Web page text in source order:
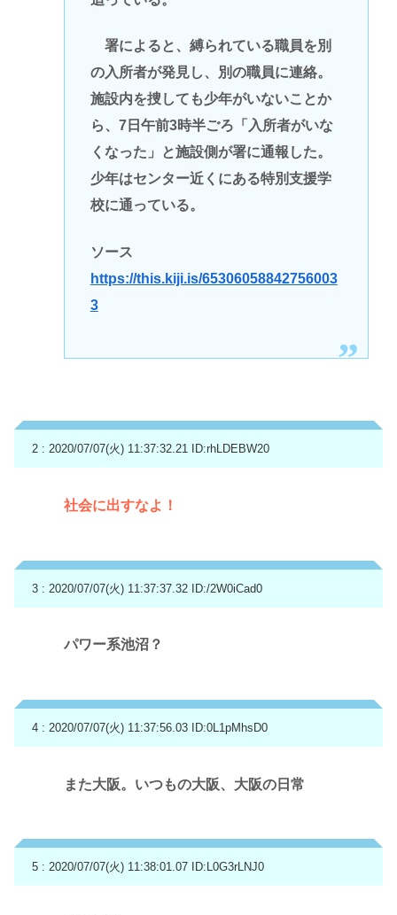
署によると、縛られている職員を別
の入所者が発見し、別の職員に連絡。
施設内を捜しても少年がいないことか
ら、7日午前3時半ごろ「入所者がいな
くなった」と施設側が署に通報した。
少年はセンター近くにある特別支援学
校に通っている。
ソース
https://this.kiji.is/65306058842756003
3
2 : 2020/07/07(火) 11:37:32.21 ID:rhLDEBW20
社会に出すなよ！
3 : 2020/07/07(火) 11:37:37.32 ID:/2W0iCad0
パワー系池沼？
4 : 2020/07/07(火) 11:37:56.03 ID:0L1pMhsD0
また大阪。いつもの大阪、大阪の日常
5 : 2020/07/07(火) 11:38:01.07 ID:L0G3rLNJ0